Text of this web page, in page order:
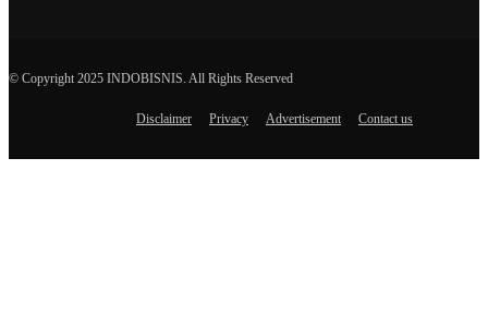
© Copyright 2025 INDOBISNIS. All Rights Reserved
Disclaimer Privacy Advertisement Contact us